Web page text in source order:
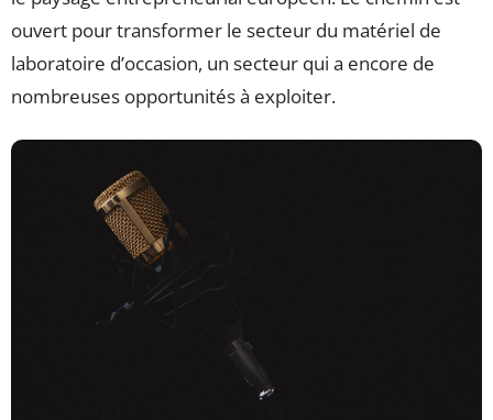
ouvert pour transformer le secteur du matériel de
laboratoire d’occasion, un secteur qui a encore de
nombreuses opportunités à exploiter.